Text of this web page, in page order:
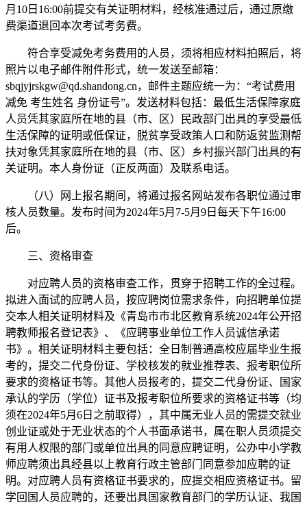
月10日16:00前提交有关证明材料，经核准通过后，通过原缴
费渠道退回本次考试考务费。
符合享受减免考务费用的人员，须将相应材料拍照后，将
照片以电子邮件附件形式，统一发送至邮箱：
sbqjyjrskgw@qd.shandong.cn，邮件主题应统一为：“考试费用
减免 考生姓名 身份证号”。发送材料包括：最低生活保障家庭
人员凭其家庭所在地的县（市、区）民政部门出具的享受最低
生活保障的证明或低保证，脱贫享受政策人口和防返贫监测帮
扶对象凭其家庭所在地的县（市、区）乡村振兴部门出具的有
关证明。本人身份证（正反两面）及联系电话。
（八）网上报名期间，将通过报名网站发布各职位通过审
核人员数量。发布时间为2024年5月7-5月9日每天下午16:00
后。
三、资格审查
对应聘人员的资格审查工作，贯穿于招聘工作的全过程。
拟进入面试的应聘人员，按应聘岗位需求条件，向招聘单位提
交本人相关证明材料及《青岛市市北区教育系统2024年公开招
聘教师报名登记表》、《应聘事业单位工作人员诚信承诺
书》。相关证明材料主要包括：全日制普通高校应届毕业生报
考的，提交二代身份证、学校核发的就业推荐表、报考职位所
要求的资格证书等。其他人员报考的，提交二代身份证、国家
承认的学历（学位）证书及报考职位所要求的资格证书等（均
须在2024年5月6日之前取得），其中属无业人员的需提交就业
创业证或处于无业状态的个人书面承诺书，属在职人员须提交
有用人权限的部门或单位出具的同意应聘证明，公办中小学教
师应聘须出具经县以上教育行政主管部门同意参加应聘的证
明。对应聘人员有资格证书要求的，应提交相应资格证书。留
学回国人员应聘的，还要出具国家教育部门的学历认证、我国